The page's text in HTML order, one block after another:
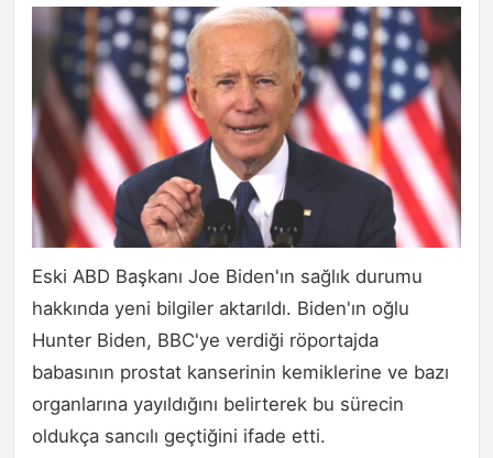
Eski ABD Başkanı Joe Biden'ın sağlık durumu
hakkında yeni bilgiler aktarıldı. Biden'ın oğlu
Hunter Biden, BBC'ye verdiği röportajda
babasının prostat kanserinin kemiklerine ve bazı
organlarına yayıldığını belirterek bu sürecin
oldukça sancılı geçtiğini ifade etti.